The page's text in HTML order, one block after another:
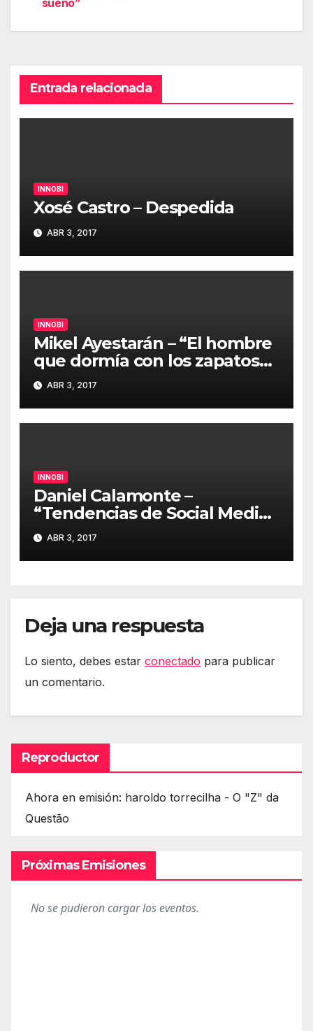
entradas
sueño”
Entrada relacionada
INNOBI
Xosé Castro – Despedida
ABR 3, 2017
INNOBI
Mikel Ayestarán – “El hombre
que dormía con los zapatos
puestos” #innobi17
ABR 3, 2017
INNOBI
Daniel Calamonte –
“Tendencias de Social Media
y cómo las ponemos en
práctica en El Corte Inglés”
#innobi17
ABR 3, 2017
Deja una respuesta
Lo siento, debes estar conectado para publicar
un comentario.
Reproductor
Ahora en emisión: haroldo torrecilha - O "Z" da
Questão
Próximas Emisiones